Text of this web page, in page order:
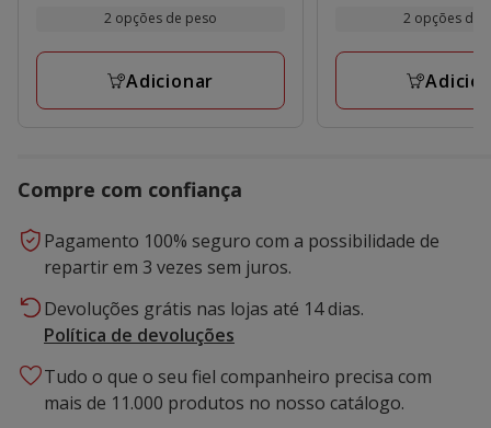
42.22€
2 opções de peso
Adicionar
42.22€
2 opções de
Compre com confiança
Pagamento 100% seguro com a possibilidade de
repartir em 3 vezes sem juros.
Devoluções grátis nas lojas até 14 dias.
Política de devoluções
Tudo o que o seu fiel companheiro precisa com
mais de 11.000 produtos no nosso catálogo.